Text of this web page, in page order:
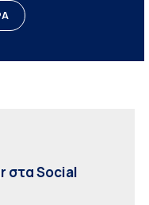
στα Social